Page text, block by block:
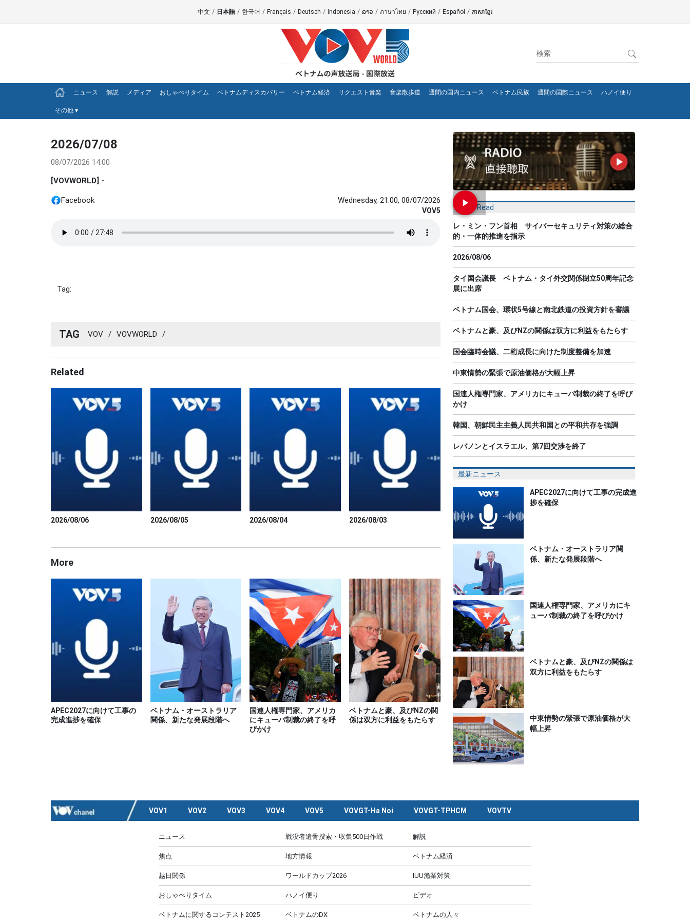
中文 / 日本語 / 한국어 / Français / Deutsch / Indonesia / ລາວ / ภาษาไทย / Русский / Español / ភាសាខ្មែរ
ニュース 解説 メディア おしゃべりタイム ベトナムディスカバリー ベトナム経済 リクエスト音楽 音楽散歩道 週間の国内ニュース ベトナム民族 週間の国際ニュース ハノイ便り
その他 ▾
2026/07/08
08/07/2026 14:00
[VOVWORLD] -
Facebook Wednesday, 21:00, 08/07/2026
VOV5
Tag:
TAG VOV / VOVWORLD /
Related
2026/08/06 2026/08/05 2026/08/04 2026/08/03
More
APEC2027に向けて工事の
完成進捗を確保
ベトナム・オーストラリア
関係、新たな発展段階へ
国連人権専門家、アメリカ
にキューバ制裁の終了を呼
びかけ
ベトナムと豪、及びNZの関
係は双方に利益をもたらす
Most Read
レ・ミン・フン首相 サイバーセキュリティ対策の総合
的・一体的推進を指示
2026/08/06
タイ国会議長 ベトナム・タイ外交関係樹立50周年記念
展に出席
ベトナム国会、環状5号線と南北鉄道の投資方針を審議
ベトナムと豪、及びNZの関係は双方に利益をもたらす
国会臨時会議、二桁成長に向けた制度整備を加速
中東情勢の緊張で原油価格が大幅上昇
国連人権専門家、アメリカにキューバ制裁の終了を呼び
かけ
韓国、朝鮮民主主義人民共和国との平和共存を強調
レバノンとイスラエル、第7回交渉を終了
最新ニュース
APEC2027に向けて工事の完成進
捗を確保
ベトナム・オーストラリア関
係、新たな発展段階へ
国連人権専門家、アメリカにキ
ューバ制裁の終了を呼びかけ
ベトナムと豪、及びNZの関係は
双方に利益をもたらす
中東情勢の緊張で原油価格が大
幅上昇
VOV1 VOV2 VOV3 VOV4 VOV5 VOVGT-Ha Noi VOVGT-TPHCM VOVTV
ニュース 戦没者遺骨捜索・収集500日作戦 解説
焦点 地方情報 ベトナム経済
越日関係 ワールドカップ2026 IUU漁業対策
おしゃべりタイム ハノイ便り ビデオ
ベトナムに関するコンテスト2025 ベトナムのDX ベトナムの人々